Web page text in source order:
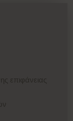
επιφάνειας